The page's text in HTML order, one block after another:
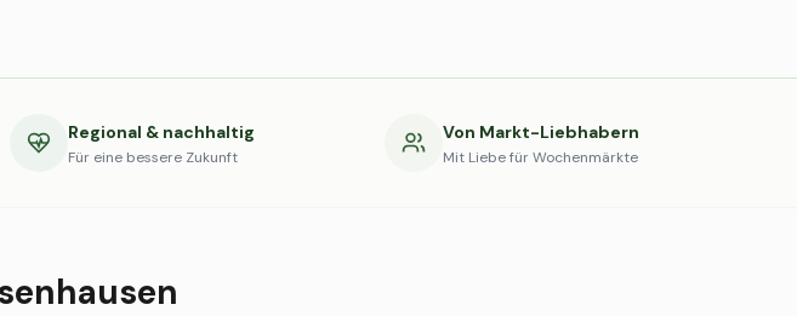
Regional & nachhaltig
Für eine bessere Zukunft
Von Markt-Liebhabern
Mit Liebe für Wochenmärkte